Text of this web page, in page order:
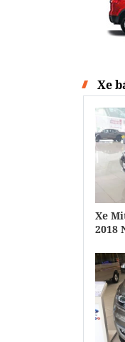
Xe
Xe
2018